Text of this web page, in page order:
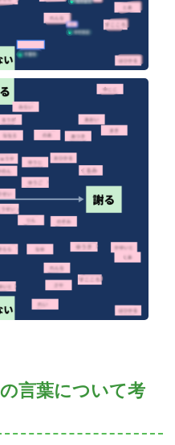
言葉について考